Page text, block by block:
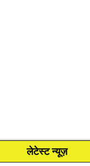
लेटेस्ट न्यूज़